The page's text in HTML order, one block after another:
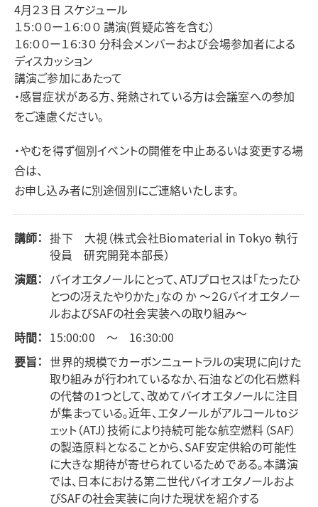
4月２３日 スケジュール
１５:００ー１６:００ 講演(質疑応答を含む）
１6:００ー１６:3０ 分科会メンバーおよび会場参加者による
ディスカッション
講演ご参加にあたって
・感冒症状がある方、発熱されている方は会議室への参加
をご遠慮ください。
・やむを得ず個別イベントの開催を中止あるいは変更する場
合は、
お申し込み者に別途個別にご連絡いたします。
講師： 掛下 大視（株式会社Biomaterial in Tokyo 執行
役員 研究開発本部長）
演題： バイオエタノールにとって、ATJプロセスは「たったひ
とつの冴えたやりかた」なの か ～２Gバイオエタノー
ルおよびSAFの社会実装への取り組み～
時間： 15:00:00 ～ 16:30:00
要旨： 世界的規模でカーボンニュートラルの実現に向けた
取り組みが行われているなか、石油などの化石燃料
の代替の1つとして、改めてバイオエタノールに注目
が集まっている。近年、エタノールがアルコールtoジ
ェット（ATJ）技術により持続可能な航空燃料（SAF）
の製造原料となることから、SAF安定供給の可能性
に大きな期待が寄せられているためである。本講演
では、日本における第二世代バイオエタノールおよ
びSAFの社会実装に向けた現状を紹介する